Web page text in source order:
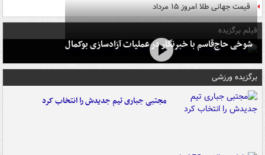
قیمت جهانی طلا امروز ۱۵ مرداد
فیلم برگزیده
شوخی حاج‌قاسم با خبرنگار در عملیات آزادسازی بوکمال
برگزیده ورزشی
مجتبی جباری تیم جدیدش را انتخاب کرد